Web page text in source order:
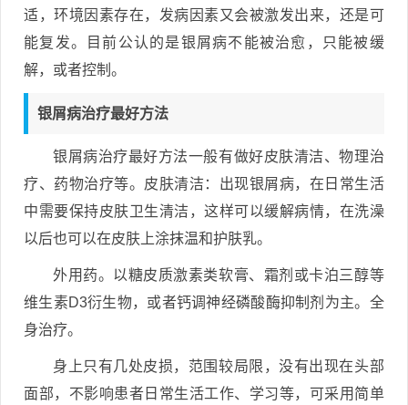
适，环境因素存在，发病因素又会被激发出来，还是可
能复发。目前公认的是银屑病不能被治愈，只能被缓
解，或者控制。
银屑病治疗最好方法
银屑病治疗最好方法一般有做好皮肤清洁、物理治
疗、药物治疗等。皮肤清洁：出现银屑病，在日常生活
中需要保持皮肤卫生清洁，这样可以缓解病情，在洗澡
以后也可以在皮肤上涂抹温和护肤乳。
外用药。以糖皮质激素类软膏、霜剂或卡泊三醇等
维生素D3衍生物，或者钙调神经磷酸酶抑制剂为主。全
身治疗。
身上只有几处皮损，范围较局限，没有出现在头部
面部，不影响患者日常生活工作、学习等，可采用简单